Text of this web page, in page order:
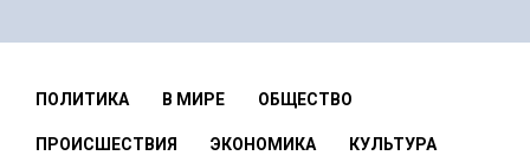
ПОЛИТИКА В МИРЕ ОБЩЕСТВО
ПРОИСШЕСТВИЯ ЭКОНОМИКА КУЛЬТУРА